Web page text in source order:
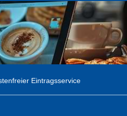
Eintragsservice